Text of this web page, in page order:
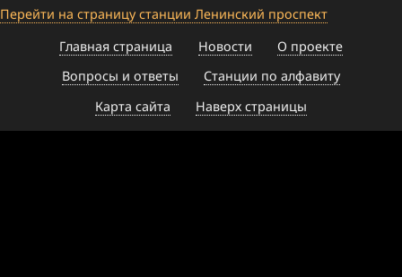
Перейти на страницу станции Ленинский проспект
Главная страница
Новости
О проекте
Вопросы и ответы
Станции по алфавиту
Карта сайта
Наверх страницы